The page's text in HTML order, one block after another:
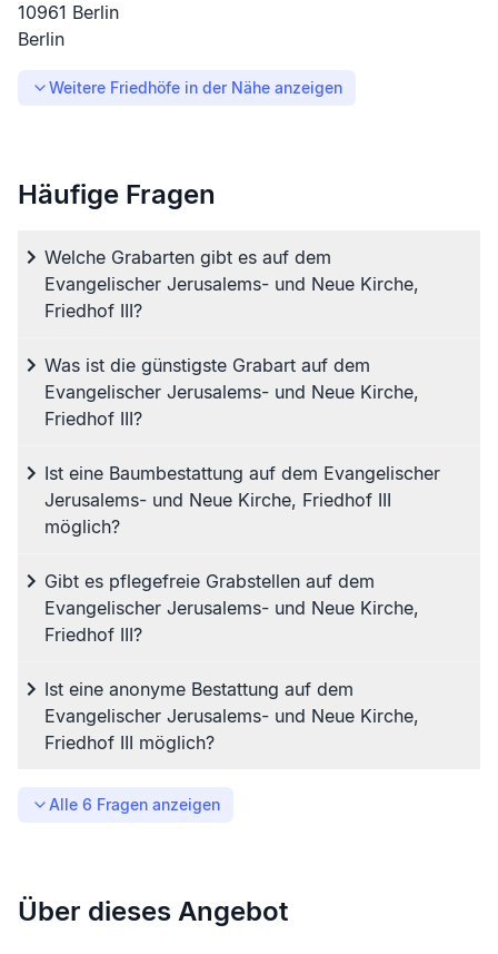
10961 Berlin
Berlin
Weitere Friedhöfe in der Nähe anzeigen
Häufige Fragen
Welche Grabarten gibt es auf dem
Evangelischer Jerusalems- und Neue Kirche,
Friedhof III?
Was ist die günstigste Grabart auf dem
Evangelischer Jerusalems- und Neue Kirche,
Friedhof III?
Ist eine Baumbestattung auf dem Evangelischer
Jerusalems- und Neue Kirche, Friedhof III
möglich?
Gibt es pflegefreie Grabstellen auf dem
Evangelischer Jerusalems- und Neue Kirche,
Friedhof III?
Ist eine anonyme Bestattung auf dem
Evangelischer Jerusalems- und Neue Kirche,
Friedhof III möglich?
Alle 6 Fragen anzeigen
Über dieses Angebot